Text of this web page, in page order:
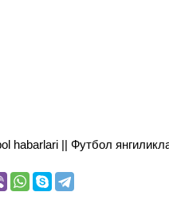
habarlari || Футбол